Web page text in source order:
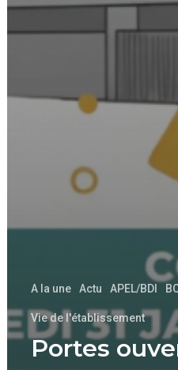
A la une Actu APEL/BDI
Vie de l'établissement
Portes